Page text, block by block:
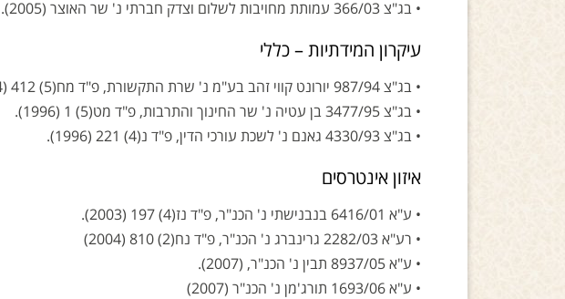
• בג"צ 366/03 עמותת מחויבות לשלום וצדק חברתי נ' שר האוצר (2005).
עיקרון המידתיות – כללי
• בג"צ 987/94 יורונט קווי זהב בע"מ נ' שרת התקשורת, פ"ד מח(5) 412 (1994).
• בג"צ 3477/95 בן עטיה נ' שר החינוך והתרבות, פ"ד מט(5) 1 (1996).
• בג"צ 4330/93 גאנם נ' לשכת עורכי הדין, פ"ד נ(4) 221 (1996).
איזון אינטרסים
• ע"א 6416/01 בנבנישתי נ' הכנ"ר, פ"ד נז(4) 197 (2003).
• רע"א 2282/03 גרינברג נ' הכנ"ר, פ"ד נח(2) 810 (2004)
• ע"א 8937/05 תבין נ' הכנ"ר, (2007).
• ע"א 1693/06 תורג'מן נ' הכנ"ר (2007)